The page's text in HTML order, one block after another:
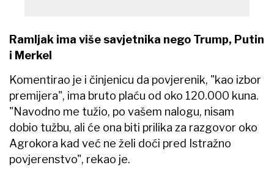
Ramljak ima više savjetnika nego Trump, Putin
i Merkel
Komentirao je i činjenicu da povjerenik, "kao izbor
premijera", ima bruto plaću od oko 120.000 kuna.
"Navodno me tužio, po vašem nalogu, nisam
dobio tužbu, ali će ona biti prilika za razgovor oko
Agrokora kad već ne želi doći pred Istražno
povjerenstvo", rekao je.